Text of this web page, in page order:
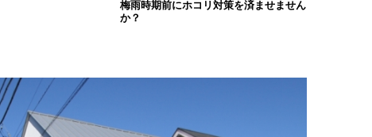
梅雨時期前にホコリ対策を済ませません
か？